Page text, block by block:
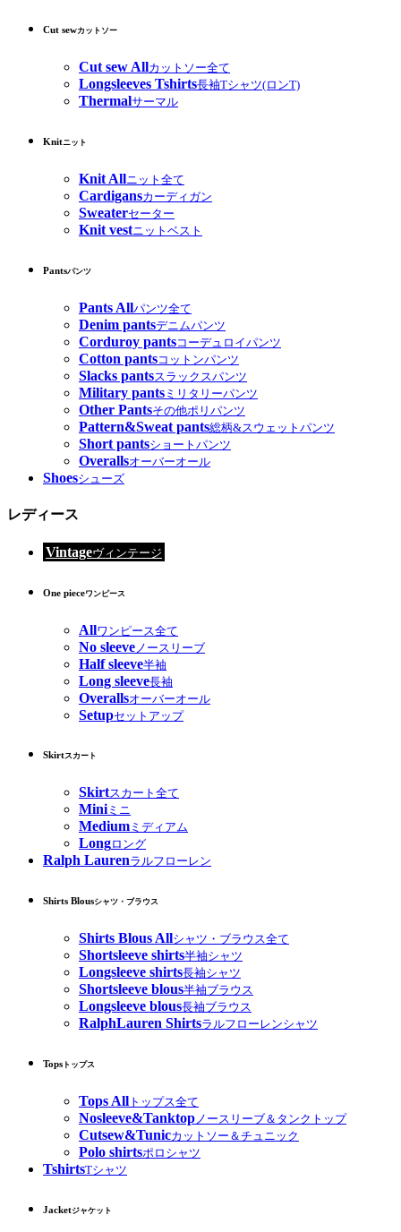
Cut sewカットソー
Cut sew Allカットソー全て
Longsleeves Tshirts長袖Tシャツ(ロンT)
Thermalサーマル
Knitニット
Knit Allニット全て
Cardigansカーディガン
Sweaterセーター
Knit vestニットベスト
Pantsパンツ
Pants Allパンツ全て
Denim pantsデニムパンツ
Corduroy pantsコーデュロイパンツ
Cotton pantsコットンパンツ
Slacks pantsスラックスパンツ
Military pants ミリタリーパンツ
Other Pantsその他ポリパンツ
Pattern&Sweat pants総柄&スウェットパンツ
Short pantsショートパンツ
Overallsオーバーオール
Shoesシューズ
レディース
Vintageヴィンテージ
One pieceワンピース
Allワンピース全て
No sleeve ノースリーブ
Half sleeve半袖
Long sleeve長袖
Overallsオーバーオール
Setupセットアップ
Skirtスカート
Skirtスカート全て
Miniミニ
Medium ミディアム
Longロング
Ralph Laurenラルフローレン
Shirts Blousシャツ・ブラウス
Shirts Blous Allシャツ・ブラウス全て
Shortsleeve shirts半袖シャツ
Longsleeve shirts長袖シャツ
Shortsleeve blous半袖ブラウス
Longsleeve blous長袖ブラウス
RalphLauren Shirtsラルフローレンシャツ
Tops トップス
Tops All トップス全て
Nosleeve&Tanktopノースリーブ＆タンクトップ
Cutsew&Tunicカットソー＆チュニック
Polo shirtsポロシャツ
TshirtsTシャツ
Jacketジャケット